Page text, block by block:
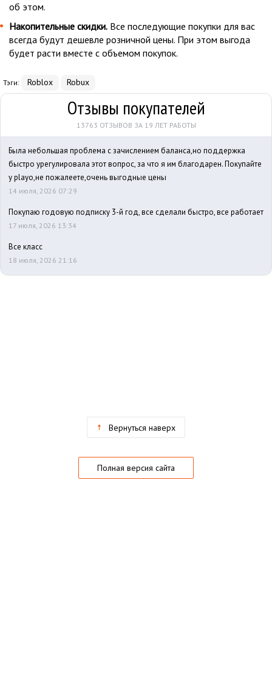
об этом.
Накопительные скидки. Все последующие покупки для вас
всегда будут дешевле розничной цены. При этом выгода
будет расти вместе с объемом покупок.
Тэги: Roblox Robux
Отзывы покупателей
13763 ОТЗЫВОВ ЗА 19 ЛЕТ РАБОТЫ
Была небольшая проблема с зачислением баланса,но поддержка
быстро урегулировала этот вопрос, за что я им благодарен. Покупайте
у playo,не пожалеете,очень выгодные цены
14 июля, 2026 07:29
Покупаю годовую подписку 3-й год, все сделали быстро, все работает
17 июля, 2026 13:34
Все класс
18 июля, 2026 21:16
Вернуться наверх
Полная версия сайта